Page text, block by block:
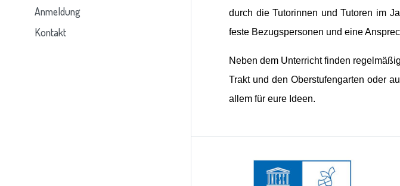
Anmeldung
Kontakt
durch die Tutorinnen und Tutoren im
feste Bezugspersonen und eine
Neben dem Unterricht finden
Trakt und den Oberstufengarten oder
allem für eure Ideen.